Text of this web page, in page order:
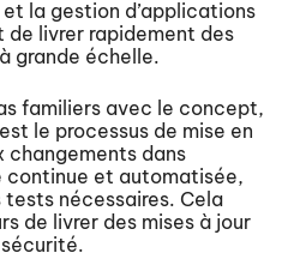
la gestion d’applications
de livrer rapidement des
grande échelle.
familiers avec le concept,
le processus de mise en
changements dans
continue et automatisée,
nécessaires. Cela
de livrer des mises à jour